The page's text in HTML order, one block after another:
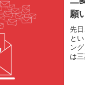
願
先
と
ン
は